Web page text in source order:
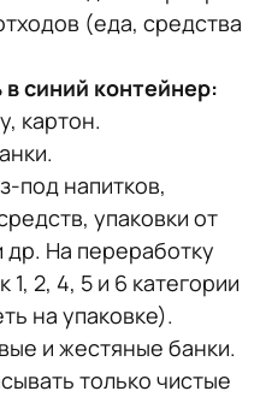
(еда, средства
синий контейнер:
картон.
под напитков,
упаковки от
др. На переработку
1, 2, 4, 5 и 6 категории
на упаковке).
и жестяные банки.
только чистые